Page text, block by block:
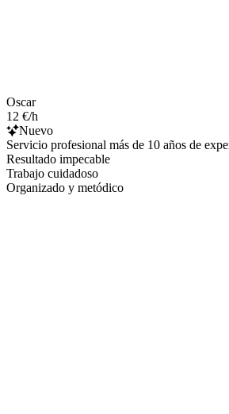
Oscar
12 €/h
Nuevo
Servicio profesional más de 10 años de
Resultado impecable
Trabajo cuidadoso
Organizado y metódico